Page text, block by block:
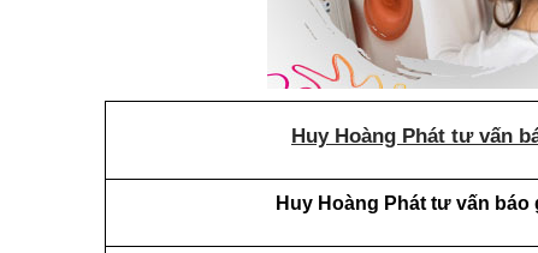
Huy Hoàng Phát tư vấn
Huy Hoàng Phát tư vấn